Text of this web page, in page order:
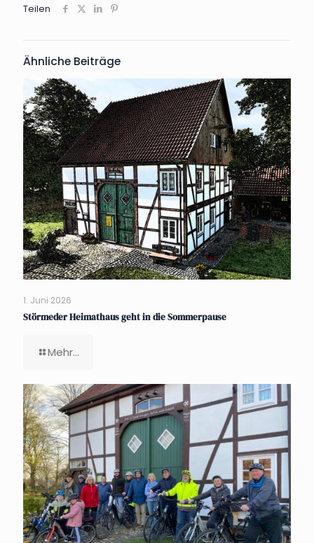
Teilen
Ähnliche Beiträge
1. Juni 2026
Störmeder Heimathaus geht in die Sommerpause
Mehr...